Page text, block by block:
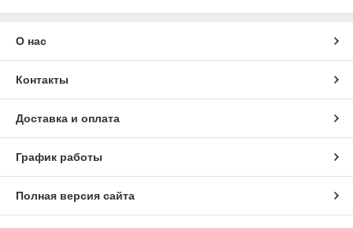
О нас
Контакты
Доставка и оплата
График работы
Полная версия сайта